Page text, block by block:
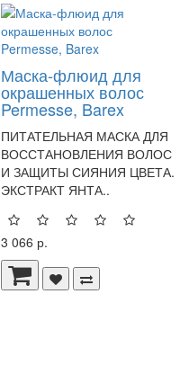
Маска-флюид для
окрашенных волос
Permesse, Barex
ПИТАТЕЛЬНАЯ МАСКА ДЛЯ
ВОССТАНОВЛЕНИЯ ВОЛОС
И ЗАЩИТЫ СИЯНИЯ ЦВЕТА.
ЭКСТРАКТ ЯНТА..
3 066 р.